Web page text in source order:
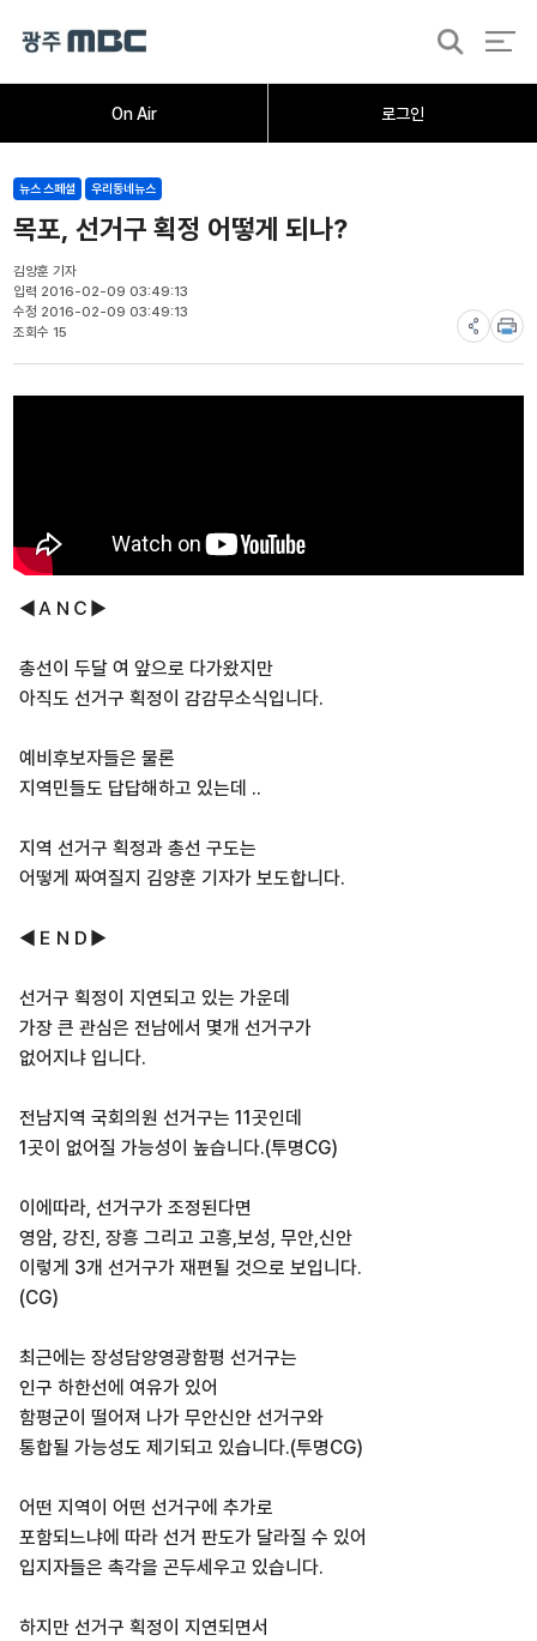
On Air 로그인
검
오늘의뉴스뉴스데스크 취재가시작되자
뉴스 스페셜 우리동네뉴스
목포, 선거구 획정 어떻게 되나?
김양훈 기자
입력 2016-02-09 03:49:13
수정 2016-02-09 03:49:13
조회수 15
◀ＡＮＣ▶
총선이 두달 여 앞으로 다가왔지만
아직도 선거구 획정이 감감무소식입니다.
예비후보자들은 물론
지역민들도 답답해하고 있는데 ..
지역 선거구 획정과 총선 구도는
어떻게 짜여질지 김양훈 기자가 보도합니다.
◀ＥＮＤ▶
선거구 획정이 지연되고 있는 가운데
가장 큰 관심은 전남에서 몇개 선거구가
없어지냐 입니다.
전남지역 국회의원 선거구는 11곳인데
1곳이 없어질 가능성이 높습니다.(투명CG)
이에따라, 선거구가 조정된다면
영암, 강진, 장흥 그리고 고흥,보성, 무안,신안
이렇게 3개 선거구가 재편될 것으로 보입니다.
(CG)
최근에는 장성담양영광함평 선거구는
인구 하한선에 여유가 있어
함평군이 떨어져 나가 무안신안 선거구와
통합될 가능성도 제기되고 있습니다.(투명CG)
어떤 지역이 어떤 선거구에 추가로
포함되느냐에 따라 선거 판도가 달라질 수 있어
입지자들은 촉각을 곤두세우고 있습니다.
하지만 선거구 획정이 지연되면서